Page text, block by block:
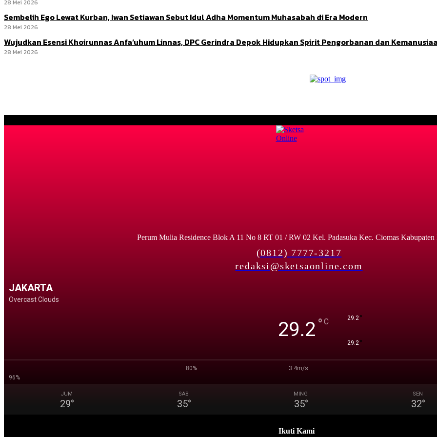
28 Mei 2026
Sembelih Ego Lewat Kurban, Iwan Setiawan Sebut Idul Adha Momentum Muhasabah di Era Modern
28 Mei 2026
Wujudkan Esensi Khoirunnas Anfa’uhum Linnas, DPC Gerindra Depok Hidupkan Spirit Pengorbanan dan
28 Mei 2026
Perum Mulia Residence Blok A 11 No 8 RT 01 / RW 02 Kel. Padasuka Kec. Ciomas Kabupaten
(0812) 7777-3217
redaksi@sketsaonline.com
JAKARTA
Overcast Clouds
29.2 ° C 29.2 °
29.2 °
80%
3.4m/s
96%
JUM
29°
SAB
35°
MING
35°
SEN
32°
Ikuti Kami